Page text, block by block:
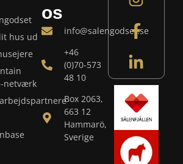
hus ud
netværk
os
info@salengodset.se
+46
(0)70-573
48 10
Box 2063,
663 12
Hammarö,
Sverige